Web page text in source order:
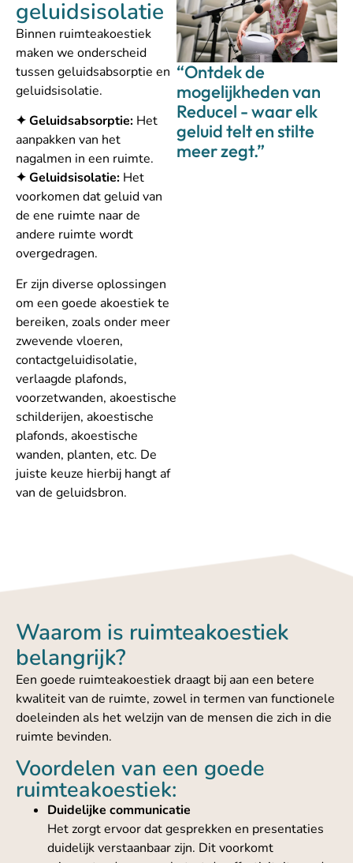
geluidsisolatie
Binnen ruimteakoestiek
maken we onderscheid
tussen geluidsabsorptie en
geluidsisolatie.
✦ Geluidsabsorptie: Het
aanpakken van het
nagalmen in een ruimte.
✦ Geluidsisolatie: Het
voorkomen dat geluid van
de ene ruimte naar de
andere ruimte wordt
overgedragen.
Er zijn diverse oplossingen
om een goede akoestiek te
bereiken, zoals onder meer
zwevende vloeren,
contactgeluidisolatie,
verlaagde plafonds,
voorzetwanden, akoestische
schilderijen, akoestische
plafonds, akoestische
wanden, planten, etc. De
juiste keuze hierbij hangt af
van de geluidsbron.
“Ontdek de
mogelijkheden van
Reducel - waar elk
geluid telt en stilte
meer zegt.”
Waarom is ruimteakoestiek
belangrijk?
Een goede ruimteakoestiek draagt bij aan een betere
kwaliteit van de ruimte, zowel in termen van functionele
doeleinden als het welzijn van de mensen die zich in die
ruimte bevinden.
Voordelen van een goede
ruimteakoestiek:
Duidelijke communicatie
Het zorgt ervoor dat gesprekken en presentaties
duidelijk verstaanbaar zijn. Dit voorkomt